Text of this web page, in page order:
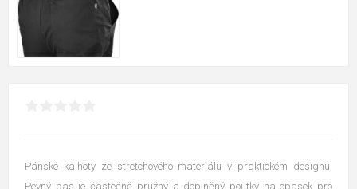
Pánské kalhoty ze stretchového materiálu v praktickém designu.
Pevný pas je částečně pružný a doplněný poutky na opasek pro